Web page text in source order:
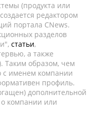
(продукта или
редактором
портала CNews.
разделов
статьи,
а также
Таким образом, чем
с именем компании
профиль.
дополнительной
компании или